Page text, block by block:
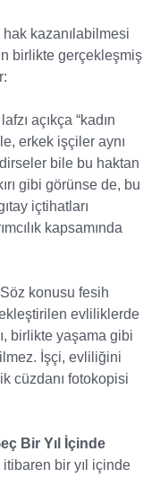
kazanılabilmesi
birlikte gerçekleşmiş
açıkça “kadın
erkek işçiler aynı
bile bu haktan
gibi görünse de, bu
içtihatları
kapsamında
Söz konusu fesih
evliliklerde
birlikte yaşama gibi
İşçi, evliliğini
cüzdanı fotokopisi
Bir Yıl İçinde
bir yıl içinde